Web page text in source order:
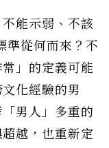
能示弱、不該
準從何而來？不
」的定義可能
化經驗的男
男人」多重的
越，也重新定